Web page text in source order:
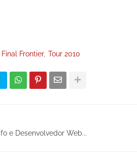
Frontier Tour 2010
e Desenvolvedor Web...